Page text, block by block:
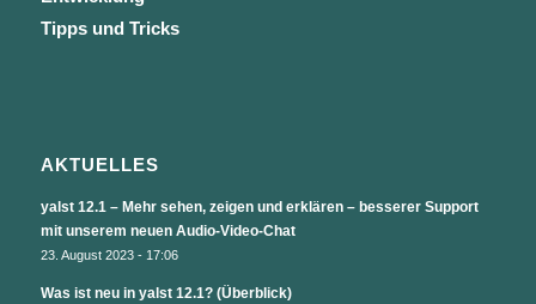
Tipps und Tricks
AKTUELLES
yalst 12.1 – Mehr sehen, zeigen und erklären – besserer Support
mit unserem neuen Audio-Video-Chat
23. August 2023 - 17:06
Was ist neu in yalst 12.1? (Überblick)